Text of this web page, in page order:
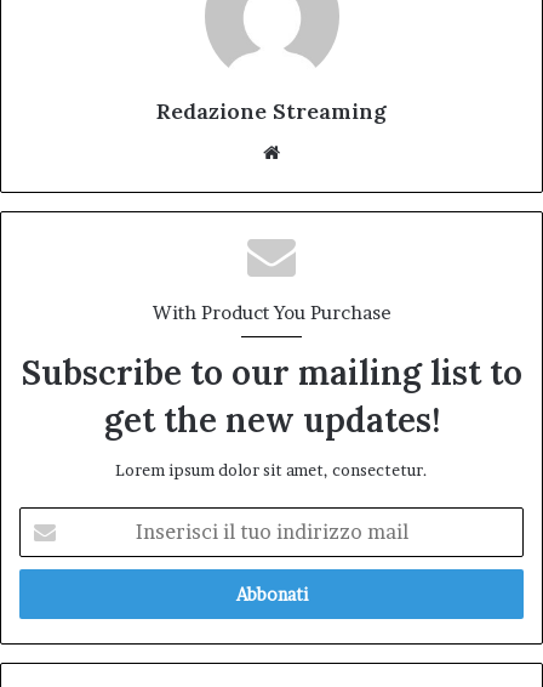
Redazione Streaming
With Product You Purchase
Subscribe to our mailing list to
get the new updates!
Lorem ipsum dolor sit amet, consectetur.
tuo
mail